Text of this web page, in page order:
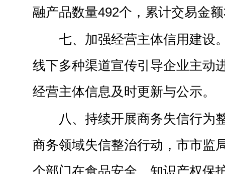
融产品数量492个，累计交易金
七、加强经营主体信用建设
线下多种渠道宣传引导企业主动
经营主体信息及时更新与公示。
八、持续开展商务失信行为
商务领域失信整治行动，市市监
个部门在食品安全、知识产权保